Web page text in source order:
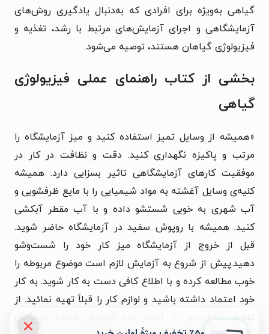
گیاهی به‌ویژه برای افرادی که به‌دنبال یادگیری روش‌های
آزمایشگاهی و اجرای آزمایش‌های مرتبط با رشد، تغذیه و
فیزیولوژی گیاهان هستند، توصیه می‌شود.
بخشی از کتاب راهنمای عملی فیزیولوژی
گیاهی
«همیشه از وسایل تمیز استفاده کنید و میز آزمایشگاه را
مرتب و پاکیزه نگهداری کنید. دقت و نظافت در کار در
موفقیت کارهای آزمایشگاهی تاثیر بسزایی دارد. همیشه
کلیه‌ی وسایل آغشته به مواد شیمیایی را با مایع ظرفشویی و
آب شهری به خوبی شستشو داده و با آب مقطر آبکشی
کنید. همیشه با روپوش سفید در آزمایشگاه حاضر شوید.
قبل از خروج از آزمایشگاه میز کار خود را شست‌وشو
دهید.پیش از شروع به آزمایش لازم است موضوع مربوطه را
خوب مطالعه کرده و با اطلاع کافی دست به کار شوید. به کار
خود اعتماد داشته باشید و لوازم کار را قبلاً تهیه نمائید. از
نتایج عددی پس از انجام چند آزمایش مشابه میانگین